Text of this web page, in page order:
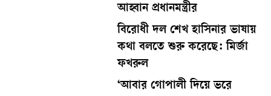
আহ্বান প্রধানমন্ত্রীর
বিরোধী দল শেখ হাসিনার ভাষায়
কথা বলতে শুরু করেছে: মির্জা
ফখরুল
‘আবার গোপালী দিয়ে ভরে